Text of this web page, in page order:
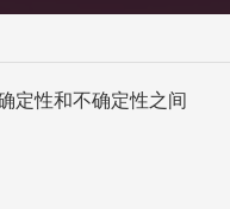
定性和不确定性之间